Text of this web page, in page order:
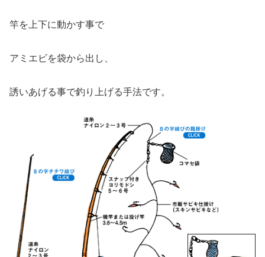
竿を上下に動かす事で
アミエビを袋から出し、
誘いあげる事で釣り上げる手法です。